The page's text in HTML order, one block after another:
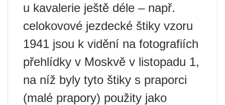
u kavalerie ještě déle – např.
celokovové jezdecké štiky vzoru
1941 jsou k vidění na fotografiích
přehlídky v Moskvě v listopadu 1,
na níž byly tyto štiky s praporci
(malé prapory) použity jako